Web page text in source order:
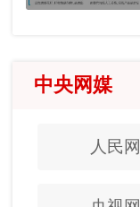
中央网媒
人民网